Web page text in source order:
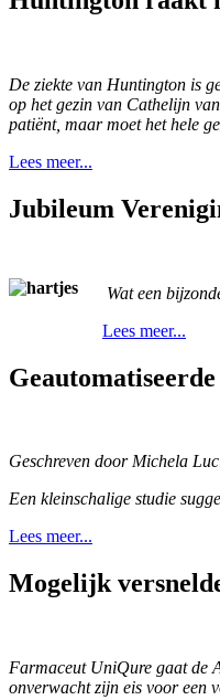
De ziekte van Huntington is
op het gezin van Cathelijn
patiënt, maar moet het hele
Lees meer...
Jubileum
Wat een
Lees meer...
Geschreven door Michela
Een kleinschalige studie
Lees meer...
Mogelijk
Farmaceut UniQure gaat de
onverwacht zijn eis voor een